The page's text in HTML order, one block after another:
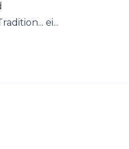
ei...